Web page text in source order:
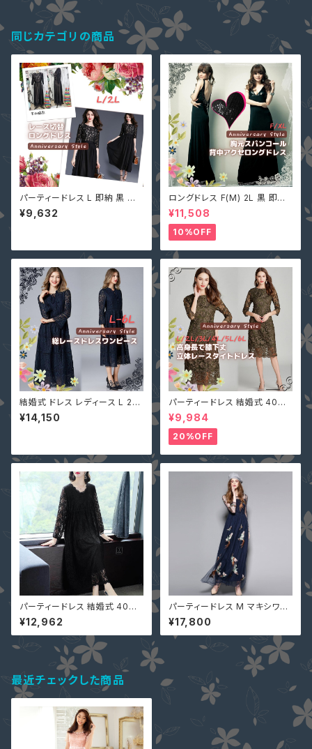
同じカテゴリの商品
パーティードレス L 即納 黒 五
分袖 大人可愛い 総レース MD-
S673016 ワンピース マキシ丈
¥9,632
ロングドレス F(M) 2L 黒 即納
マキシワンピース キャバ嬢 パー
ティードレス スパンコール 二次
会 大きいサイズ YJ-6536 レデ
ィース 背中開き ノースリーブ イ
ブニングドレス
¥11,508
10%OFF
結婚式 ドレス レディース L 2L
3L 4L 5L 6L ネイビー 長袖 袖
あり 大きいサイズ MD-Y1620
ス
¥14,150
パーティードレス 結婚式 40代
大きいサイズ オリーブ L(S寄り
M) 5L 即納 2L 3L 4L 6L MD
-1164467 袖あり 七分袖 花柄
刺繍 総レース ワンピース タイ
ト Aライン 春
¥9,984
20%OFF
パーティードレス 結婚式 40代
大きいサイズ 4L M L 2L 3L 5L
レディース MD-S5635267 総
レース 長袖 丸首 ロング ぽっち
ゃり
¥12,962
パーティードレス M マキシワン
ピース 異素材切替 ゆったり ロ
ングドレス ワンピース ネイビー
T851046 鳳凰 刺繍ドレス シ
ースルー メッシュ 長袖
¥17,800
最近チェックした商品